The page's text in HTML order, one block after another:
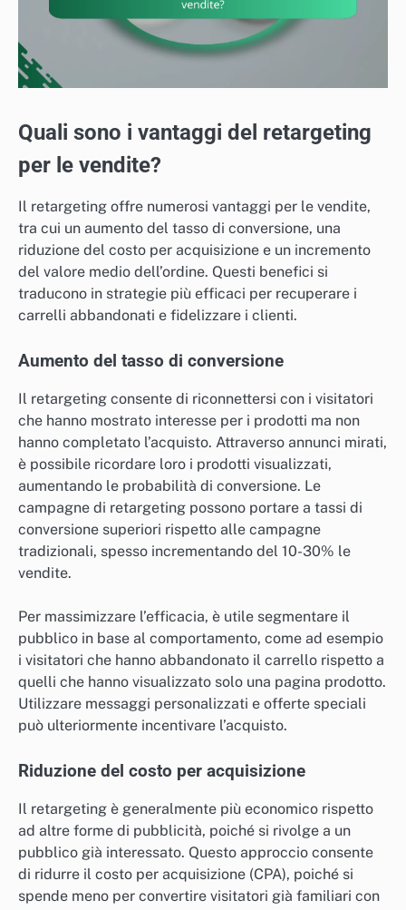
Quali sono i vantaggi del retargeting
per le vendite?
Il retargeting offre numerosi vantaggi per le vendite,
tra cui un aumento del tasso di conversione, una
riduzione del costo per acquisizione e un incremento
del valore medio dell’ordine. Questi benefici si
traducono in strategie più efficaci per recuperare i
carrelli abbandonati e fidelizzare i clienti.
Aumento del tasso di conversione
Il retargeting consente di riconnettersi con i visitatori
che hanno mostrato interesse per i prodotti ma non
hanno completato l’acquisto. Attraverso annunci mirati,
è possibile ricordare loro i prodotti visualizzati,
aumentando le probabilità di conversione. Le
campagne di retargeting possono portare a tassi di
conversione superiori rispetto alle campagne
tradizionali, spesso incrementando del 10-30% le
vendite.
Per massimizzare l’efficacia, è utile segmentare il
pubblico in base al comportamento, come ad esempio
i visitatori che hanno abbandonato il carrello rispetto a
quelli che hanno visualizzato solo una pagina prodotto.
Utilizzare messaggi personalizzati e offerte speciali
può ulteriormente incentivare l’acquisto.
Riduzione del costo per acquisizione
Il retargeting è generalmente più economico rispetto
ad altre forme di pubblicità, poiché si rivolge a un
pubblico già interessato. Questo approccio consente
di ridurre il costo per acquisizione (CPA), poiché si
spende meno per convertire visitatori già familiari con